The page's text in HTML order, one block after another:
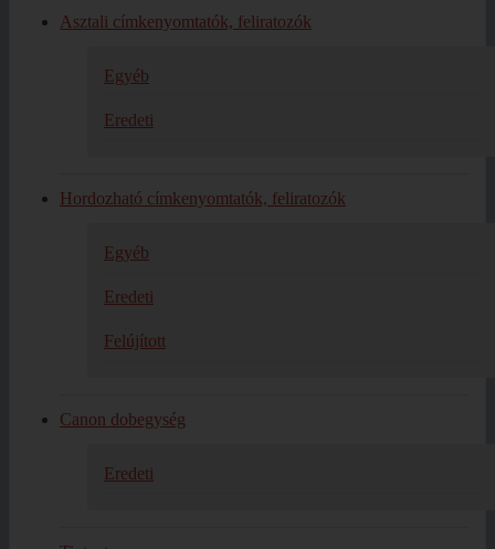
Asztali címkenyomtatók, feliratozók
Egyéb
Eredeti
Hordozható címkenyomtatók, feliratozók
Egyéb
Eredeti
Felújított
Canon dobegység
Eredeti